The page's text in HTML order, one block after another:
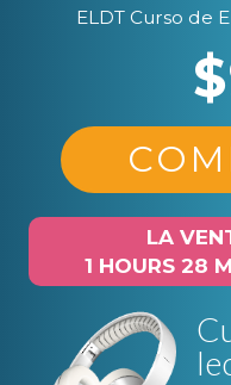
ELDT Curso de
LA
1 HOURS 28